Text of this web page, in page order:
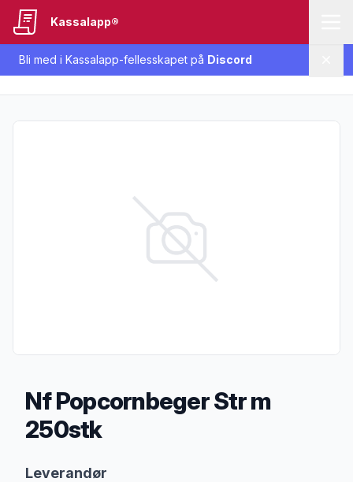
Bli med i Kassalapp-fellesskapet på Discord
Kassalapp®
Nf Popcornbeger Str m
250stk
Leverandør